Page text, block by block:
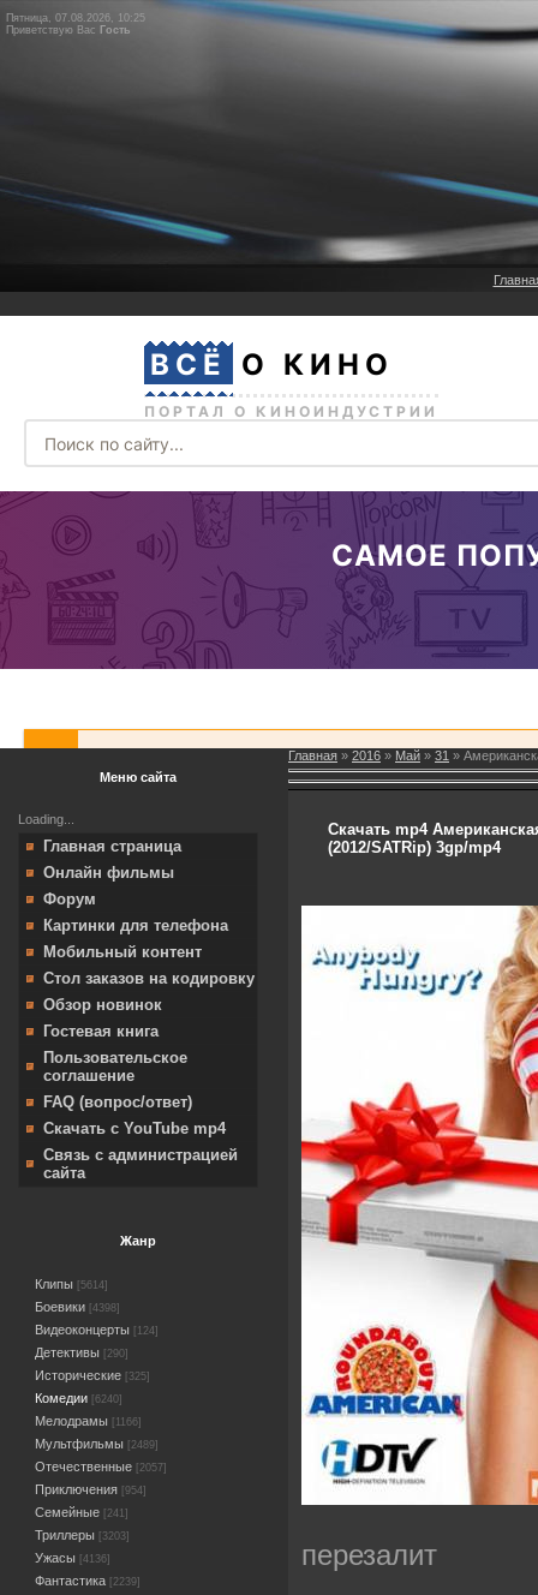
Пятница, 07.08.2026, 10:25
Приветствую Вас Гость
Меню сайта
Loading...
Главная страница
Онлайн фильмы
Форум
Картинки для телефона
Мобильный контент
Стол заказов на кодировку
Обзор новинок
Гостевая книга
Пользовательское
соглашение
FAQ (вопрос/ответ)
Скачать с YouTube mp4
Связь с администрацией
сайта
Жанр
Клипы [5614]
Боевики [4398]
Видеоконцерты [124]
Детективы [290]
Исторические [325]
Комедии [6240]
Мелодрамы [1166]
Мультфильмы [2489]
Отечественные [2057]
Приключения [954]
Семейные [241]
Триллеры [3203]
Ужасы [4136]
Фантастика [2239]
Главная » 2016 » Май » 31 »
Скачать mp4
(2012/SATRip) 3gp/mp4
перезалит